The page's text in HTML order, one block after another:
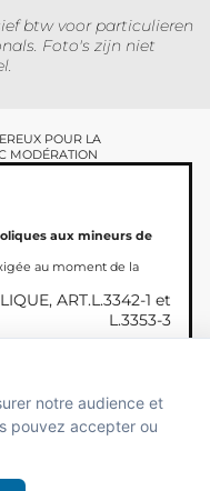
btw voor particulieren
Foto's zijn niet
POUR LA
MODÉRATION
aux mineurs de
au moment de la
ART.L.3342-1 et
L.3353-3
réalisé parMAADAM
SOLUTIONS
notre audience et
pouvez accepter ou